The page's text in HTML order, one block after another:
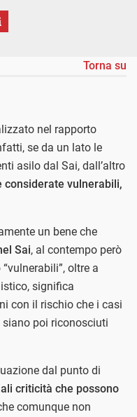
Torna su
nel rapporto
se da un lato le
asilo dal Sai, dall’altro
vulnerabili,
un bene che
Sai, al contempo però
oltre a
significa
con il rischio che i casi
poi riconosciuti
dal punto di
criticità che possono
comunque non